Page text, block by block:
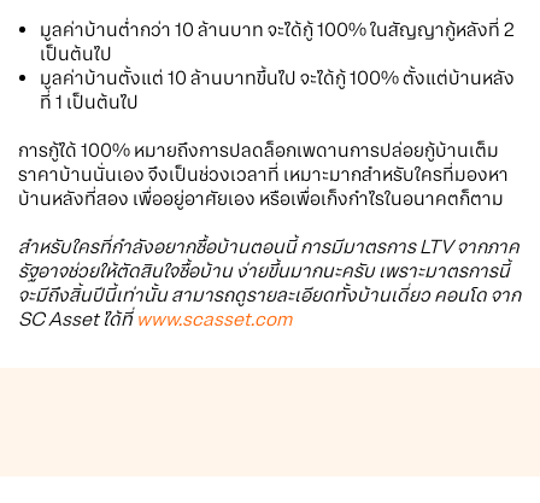
มูลค่าบ้านต่ำกว่า 10 ล้านบาท จะได้กู้ 100% ในสัญญากู้หลังที่ 2
เป็นต้นไป
มูลค่าบ้านตั้งแต่ 10 ล้านบาทขึ้นไป จะได้กู้ 100% ตั้งแต่บ้านหลัง
ที่ 1 เป็นต้นไป
การกู้ได้ 100% หมายถึงการปลดล็อกเพดานการปล่อยกู้บ้านเต็ม
ราคาบ้านนั่นเอง จึงเป็นช่วงเวลาที่ เหมาะมากสำหรับใครที่มองหา
บ้านหลังที่สอง เพื่ออยู่อาศัยเอง หรือเพื่อเก็งกำไรในอนาคตก็ตาม
สำหรับใครที่กำลังอยากซื้อบ้านตอนนี้ การมีมาตรการ LTV จากภาค
รัฐอาจช่วยให้ตัดสินใจซื้อบ้าน ง่ายขึ้นมากนะครับ เพราะมาตรการนี้
จะมีถึงสิ้นปีนี้เท่านั้น สามารถดูรายละเอียดทั้งบ้านเดี่ยว คอนโด จาก
SC Asset ได้ที่ www.scasset.com